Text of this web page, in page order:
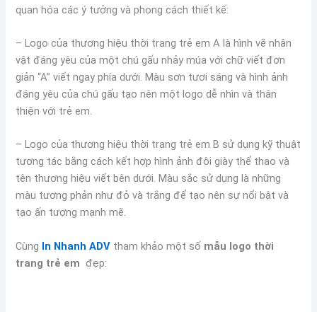
quan hóa các ý tưởng và phong cách thiết kế:
– Logo của thương hiệu thời trang trẻ em A là hình vẽ nhân
vật đáng yêu của một chú gấu nhảy múa với chữ viết đơn
giản “A” viết ngay phía dưới. Màu sơn tươi sáng và hình ảnh
đáng yêu của chú gấu tạo nên một logo dễ nhìn và thân
thiện với trẻ em.
– Logo của thương hiệu thời trang trẻ em B sử dụng kỹ thuật
tương tác bằng cách kết hợp hình ảnh đôi giày thể thao và
tên thương hiệu viết bên dưới. Màu sắc sử dụng là những
màu tương phản như đỏ và trắng để tạo nên sự nổi bật và
tạo ấn tượng mạnh mẽ.
Cùng In Nhanh ADV tham khảo một số mẫu logo thời
trang trẻ em đẹp: